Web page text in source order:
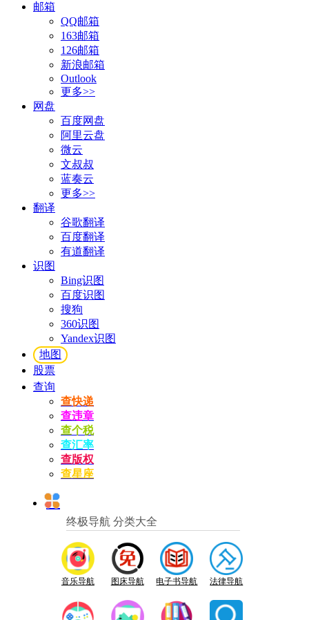
邮箱
QQ邮箱
163邮箱
126邮箱
新浪邮箱
Outlook
更多>>
网盘
百度网盘
阿里云盘
微云
文叔叔
蓝奏云
更多>>
翻译
谷歌翻译
百度翻译
有道翻译
识图
Bing识图
百度识图
搜狗
360识图
Yandex识图
地图
股票
查询
查快递
查违章
查个税
查汇率
查版权
查星座
终极导航 分类大全
音乐导航 图床导航 电子书导航 法律导航